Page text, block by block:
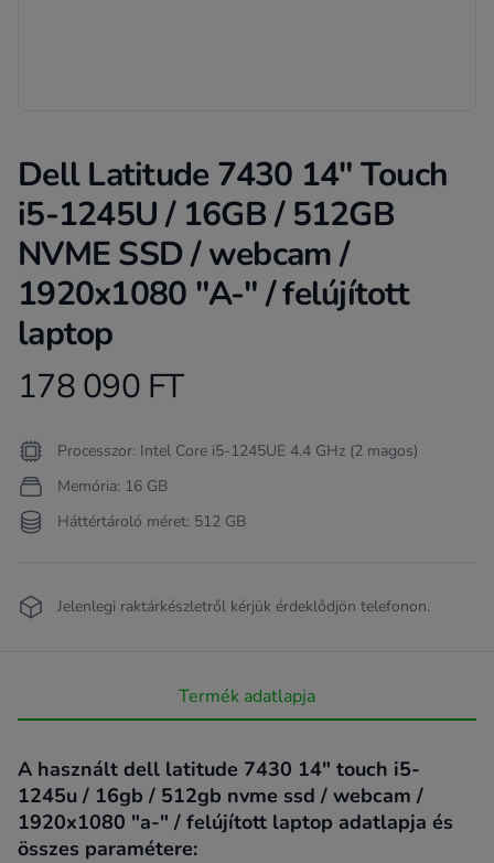
Dell Latitude 7430 14" Touch
i5-1245U / 16GB / 512GB
NVME SSD / webcam /
1920x1080 "A-" / felújított
laptop
Product information
178 090 FT
Termékleírás
Processzor: Intel Core i5-1245UE 4.4 GHz (2 magos)
Memória: 16 GB
Háttértároló méret: 512 GB
Jelenlegi raktárkészletről kérjük érdeklődjön telefonon.
Termék adatlapja
A használt dell latitude 7430 14" touch i5-
1245u / 16gb / 512gb nvme ssd / webcam /
1920x1080 "a-" / felújított laptop adatlapja és
összes paramétere: